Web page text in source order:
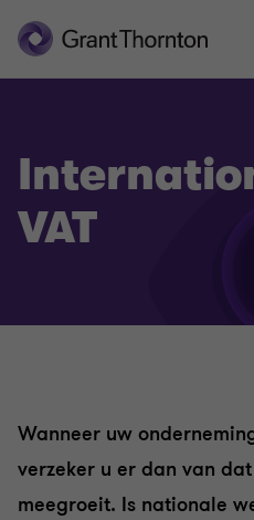
Vennootschapsbelasting
Btw
VAT
Wanneer uw
verzeker u er dan van
meegroeit. Is nationale